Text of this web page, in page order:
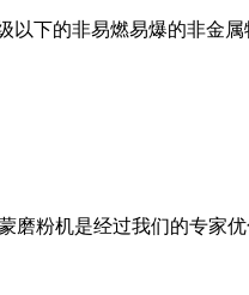
下的非易燃易爆的非金
磨粉机是经过我们的专家